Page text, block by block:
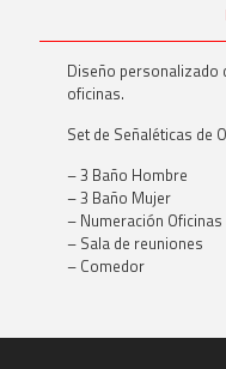
Diseño personalizado
oficinas.
Set de Señaléticas de
– 3 Baño Hombre
– 3 Baño Mujer
– Numeración
– Sala de reuniones
– Comedor